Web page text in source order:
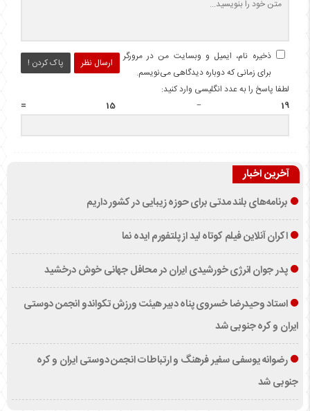
ارسال نظر پاک کردن !
ذخیره نام، ایمیل و وبسایت من در مرورگر
برای زمانی که دوباره دیدگاهی می‌نویسم.
لطفا پاسخ را به عدد انگلیسی وارد کنید:
19 − 15 =
آخرین اخبار
برنامه‌های بلند مدتی برای حوزه زیبایی در کشور داریم
اکران آنلاین فیلم کوتاه لید از پلتفورم ایده نما
پدر جوان انرژی خورشیدی ایران در محافل جهانی خوش درخشید
استاد وحیدرضا خسروی پناه دبیر هیئت ورزش تکواندو انجمن دوستی
ایران و کره جنوبی شد
رضوانه یوسفی سفیر فرهنگ و ارتباطات انجمن دوستی ایران و کره
جنوبی شد